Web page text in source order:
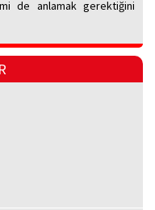
de anlamak gerektiğini